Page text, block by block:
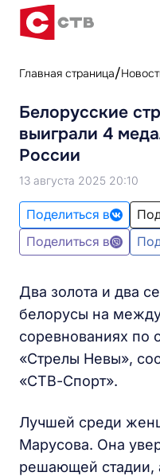
Главная страница
Белорусские
выиграли 4
России
13 августа 2025 20:10
Поделиться в
Поделиться в
Два золота и два
белорусы на
соревнованиях по
«Стрелы Невы»,
«СТВ-Спорт».
Лучшей среди
Марусова. Она
решающей стадии,